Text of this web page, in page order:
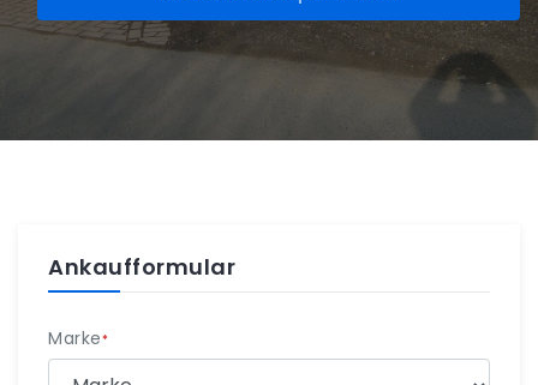
Ankaufformular
Marke*